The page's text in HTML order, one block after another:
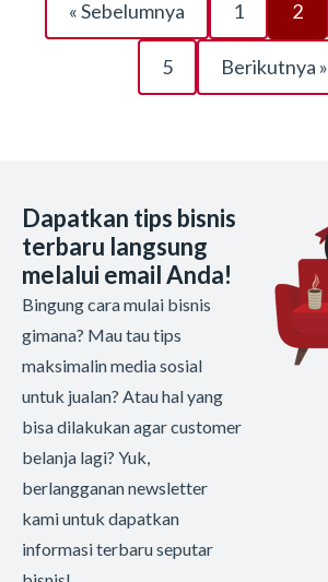
« Sebelumnya 1 2
5 Berikutnya »
Dapatkan tips bisnis
terbaru langsung
melalui email Anda!
Bingung cara mulai bisnis
gimana? Mau tau tips
maksimalin media sosial
untuk jualan? Atau hal yang
bisa dilakukan agar customer
belanja lagi? Yuk,
berlangganan newsletter
kami untuk dapatkan
informasi terbaru seputar